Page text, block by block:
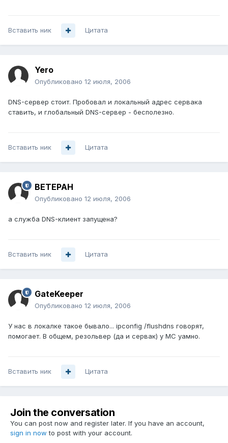
Вставить ник Цитата
Yero
Опубликовано 12 июля, 2006
DNS-сервер стоит. Пробовал и локальный адрес сервака
ставить, и глобальный DNS-сервер - бесполезно.
Вставить ник Цитата
BETEPAH
Опубликовано 12 июля, 2006
а служба DNS-клиент запущена?
Вставить ник Цитата
GateKeeper
Опубликовано 12 июля, 2006
У нас в локалке такое бывало... ipconfig /flushdns говорят,
помогает. В общем, резольвер (да и сервак) у МС уамно.
Вставить ник Цитата
Join the conversation
You can post now and register later. If you have an account,
sign in now to post with your account.